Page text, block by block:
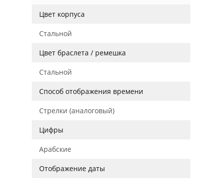
Цвет корпуса
Стальной
Цвет браслета / ремешка
Стальной
Способ отображения времени
Стрелки (аналоговый)
Цифры
Арабские
Отображение даты